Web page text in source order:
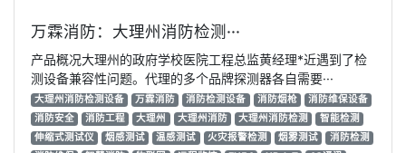
万霖消防：大理州消防检测···
产品概况大理州的政府学校医院工程总监黄经理*近遇到了检
测设备兼容性问题。代理的多个品牌探测器各自需要···
大理州消防检测设备 万霖消防 消防检测设备 消防烟枪
消防维保设备
消防安全
消防工程 大理州 大理州消防 大理州消防检测
智能检测
伸缩式测试仪
烟感测试 温感测试 火灾报警检测 烟雾测试
消防检测